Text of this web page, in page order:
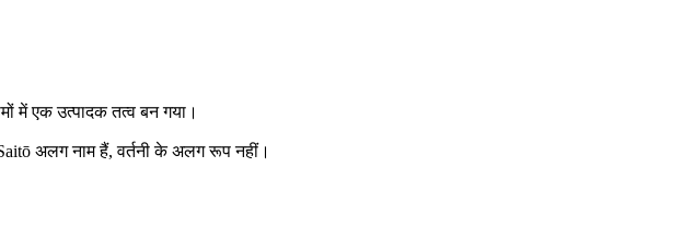
में एक उत्पादक तत्व बन गया।
अलग नाम हैं, वर्तनी के अलग रूप नहीं।